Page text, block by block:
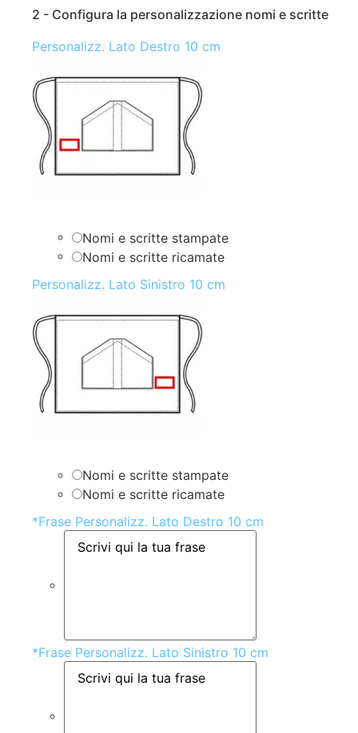
2 - Configura la personalizzazione nomi e scritte
Personalizz. Lato Destro 10 cm
Nomi e scritte stampate
Nomi e scritte ricamate
Personalizz. Lato Sinistro 10 cm
Nomi e scritte stampate
Nomi e scritte ricamate
*Frase Personalizz. Lato Destro 10 cm
*Frase Personalizz. Lato Sinistro 10 cm